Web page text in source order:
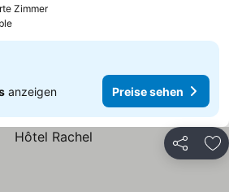
ZimmerPreise sehen
anzeigen Preise sehen
Teilen